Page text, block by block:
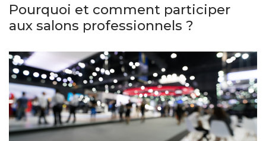
Pourquoi et comment participer
aux salons professionnels ?